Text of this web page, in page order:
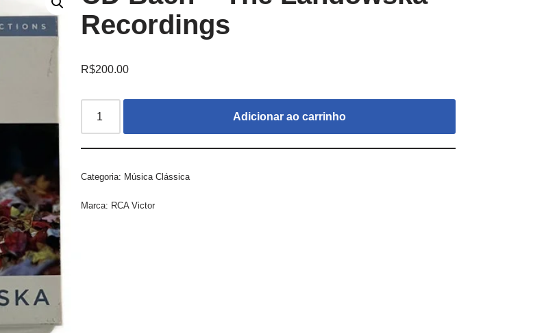
Recordings
R$200.00
Adicionar ao carrinho
Categoria: Música Clássica
Marca: RCA Victor